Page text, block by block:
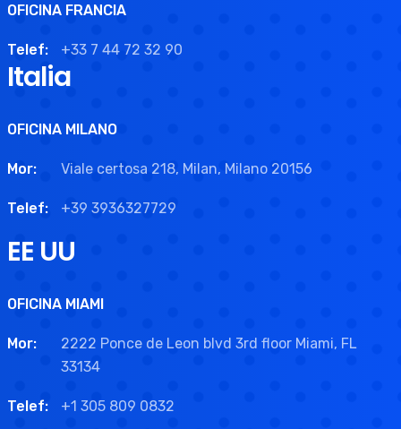
OFICINA FRANCIA
Telef: +33 7 44 72 32 90
Italia
OFICINA MILANO
Mor: Viale certosa 218, Milan, Milano 20156
Telef: +39 3936327729
EE UU
OFICINA MIAMI
Mor:
2222 Ponce de Leon blvd 3rd floor Miami, FL
33134
Telef: +1 305 809 0832